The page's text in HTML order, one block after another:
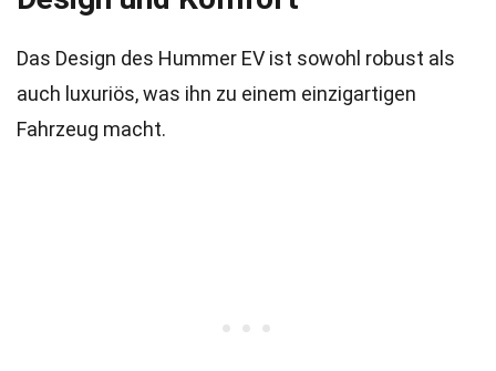
Das Design des Hummer EV ist sowohl robust als
auch luxuriös, was ihn zu einem einzigartigen
Fahrzeug macht.